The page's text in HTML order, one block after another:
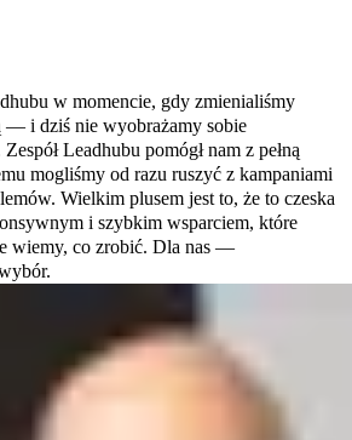
w momencie, gdy zmienialiśmy
— i dziś nie wyobrażamy sobie
Leadhubu pomógł nam z pełną
mogliśmy od razu ruszyć z kampaniami
Wielkim plusem jest to, że to czeska
i szybkim wsparciem, które
wiemy, co zrobić. Dla nas —